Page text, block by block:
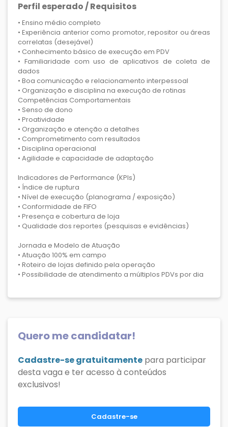
Perfil esperado / Requisitos
• Ensino médio completo
• Experiência anterior como promotor, repositor ou áreas
correlatas (desejável)
• Conhecimento básico de execução em PDV
• Familiaridade com uso de aplicativos de coleta de
dados
• Boa comunicação e relacionamento interpessoal
• Organização e disciplina na execução de rotinas
Competências Comportamentais
• Senso de dono
• Proatividade
• Organização e atenção a detalhes
• Comprometimento com resultados
• Disciplina operacional
• Agilidade e capacidade de adaptação
Indicadores de Performance (KPIs)
• Índice de ruptura
• Nível de execução (planograma / exposição)
• Conformidade de FIFO
• Presença e cobertura de loja
• Qualidade dos reportes (pesquisas e evidências)
Jornada e Modelo de Atuação
• Atuação 100% em campo
• Roteiro de lojas definido pela operação
• Possibilidade de atendimento a múltiplos PDVs por dia
Quero me candidatar!
Cadastre-se gratuitamente para participar
desta vaga e ter acesso à conteúdos
exclusivos!
Cadastre-se